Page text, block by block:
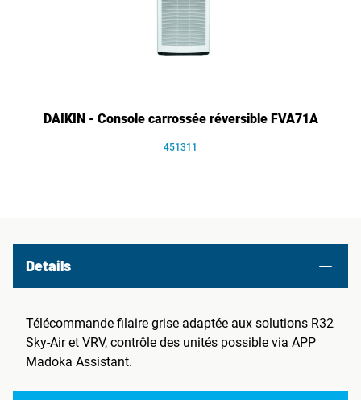
DAIKIN - Console carrossée réversible FVA71A
451311
Details
Télécommande filaire grise adaptée aux solutions R32
Sky-Air et VRV, contrôle des unités possible via APP
Madoka Assistant.